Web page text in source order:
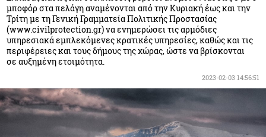
μποφόρ στα πελάγη αναμένονται από την Κυριακή έως και την
Τρίτη με τη Γενική Γραμματεία Πολιτικής Προστασίας
(www.civilprotection.gr) να ενημερώσει τις αρμόδιες
υπηρεσιακά εμπλεκόμενες κρατικές υπηρεσίες, καθώς και τις
περιφέρειες και τους δήμους της χώρας, ώστε να βρίσκονται
σε αυξημένη ετοιμότητα.
2023-02-03 14:56:51